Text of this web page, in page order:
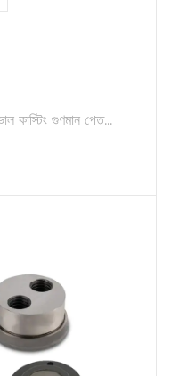
কাস্টিং গুণমান পেত...